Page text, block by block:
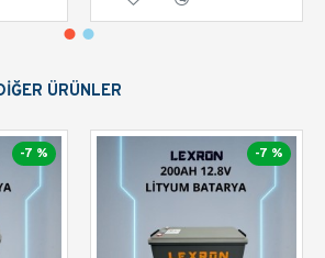
ÜRÜNLER
-7 % -7 %